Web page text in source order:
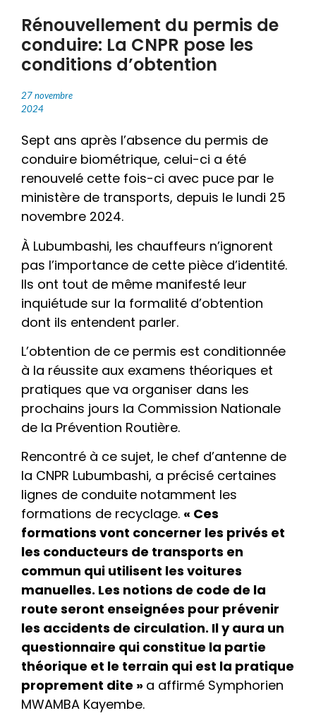
Rénouvellement du permis de
conduire: La CNPR pose les
conditions d’obtention
27 novembre
2024
Sept ans après l’absence du permis de
conduire biométrique, celui-ci a été
renouvelé cette fois-ci avec puce par le
ministère de transports, depuis le lundi 25
novembre 2024.
À Lubumbashi, les chauffeurs n’ignorent
pas l’importance de cette pièce d’identité.
Ils ont tout de même manifesté leur
inquiétude sur la formalité d’obtention
dont ils entendent parler.
L’obtention de ce permis est conditionnée
à la réussite aux examens théoriques et
pratiques que va organiser dans les
prochains jours la Commission Nationale
de la Prévention Routière.
Rencontré à ce sujet, le chef d’antenne de
la CNPR Lubumbashi, a précisé certaines
lignes de conduite notamment les
formations de recyclage. « Ces
formations vont concerner les privés et
les conducteurs de transports en
commun qui utilisent les voitures
manuelles. Les notions de code de la
route seront enseignées pour prévenir
les accidents de circulation. Il y aura un
questionnaire qui constitue la partie
théorique et le terrain qui est la pratique
proprement dite » a affirmé Symphorien
MWAMBA Kayembe.